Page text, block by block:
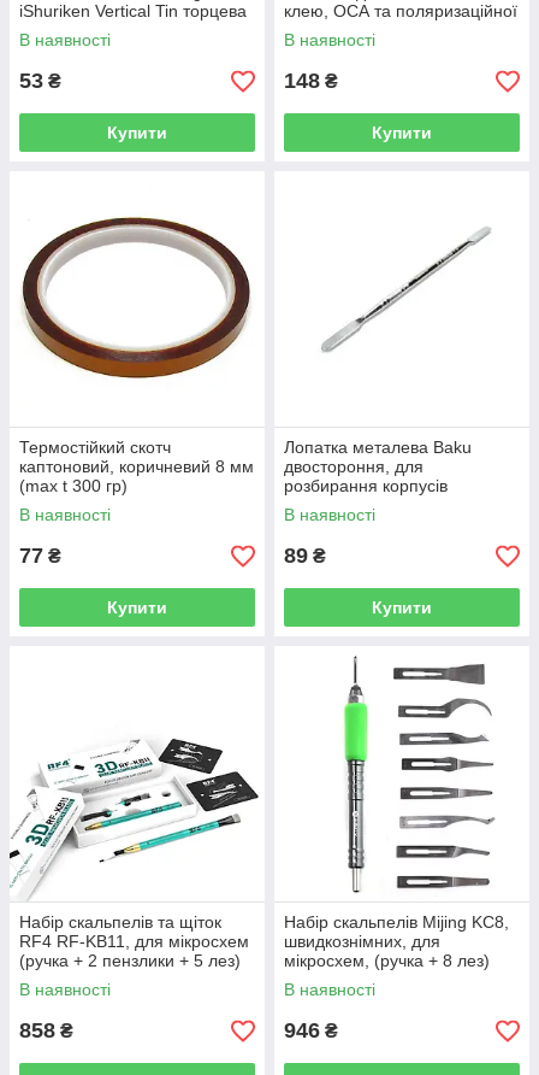
iShuriken Vertical Tin торцева
В наявності
53 ₴
Купити
клею, ОСА та поляризаційної
плівки
В наявності
148 ₴
Купити
Термостійкий скотч
каптоновий, коричневий 8 мм
(max t 300 гр)
В наявності
77 ₴
Купити
Лопатка металева Baku
двостороння, для
розбирання корпусів
В наявності
89 ₴
Купити
Набір скальпелів та щіток
RF4 RF-KB11, для мікросхем
(ручка + 2 пензлики + 5 лез)
В наявності
858 ₴
Набір скальпелів Mijing KC8,
швидкознімних, для
мікросхем, (ручка + 8 лез)
В наявності
946 ₴